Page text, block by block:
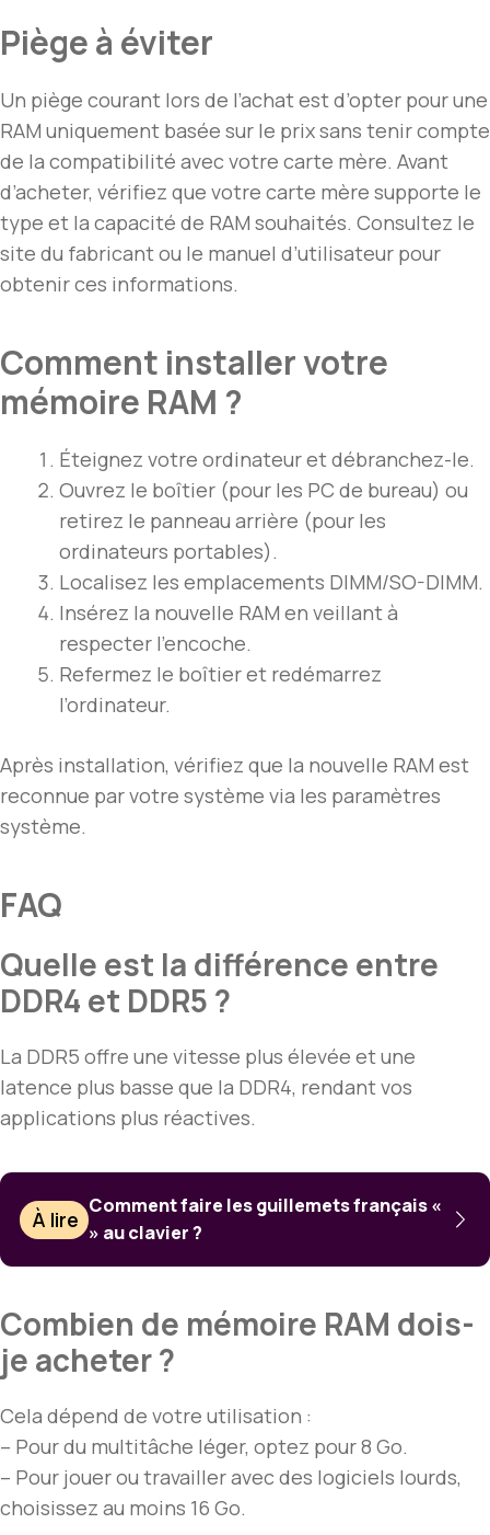
Piège à éviter
Un piège courant lors de l’achat est d’opter pour une
RAM uniquement basée sur le prix sans tenir compte
de la compatibilité avec votre carte mère. Avant
d’acheter, vérifiez que votre carte mère supporte le
type et la capacité de RAM souhaités. Consultez le
site du fabricant ou le manuel d’utilisateur pour
obtenir ces informations.
Comment installer votre
mémoire RAM ?
Éteignez votre ordinateur et débranchez-le.
Ouvrez le boîtier (pour les PC de bureau) ou
retirez le panneau arrière (pour les
ordinateurs portables).
Localisez les emplacements DIMM/SO-DIMM.
Insérez la nouvelle RAM en veillant à
respecter l’encoche.
Refermez le boîtier et redémarrez
l’ordinateur.
Après installation, vérifiez que la nouvelle RAM est
reconnue par votre système via les paramètres
système.
FAQ
Quelle est la différence entre
DDR4 et DDR5 ?
La DDR5 offre une vitesse plus élevée et une
latence plus basse que la DDR4, rendant vos
applications plus réactives.
À lire
Comment faire les guillemets français «
» au clavier ?
Combien de mémoire RAM dois-
je acheter ?
Cela dépend de votre utilisation :
– Pour du multitâche léger, optez pour 8 Go.
– Pour jouer ou travailler avec des logiciels lourds,
choisissez au moins 16 Go.